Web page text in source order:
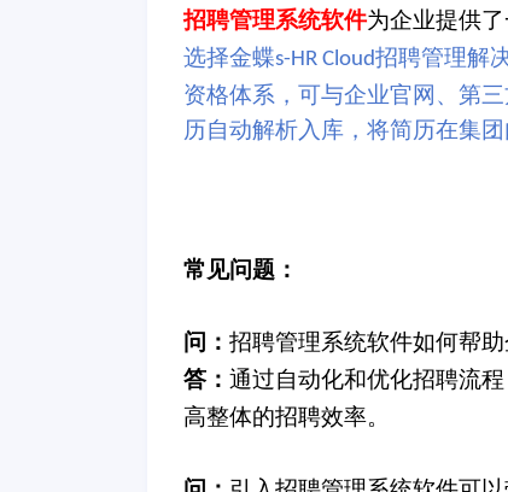
招聘管理系统软件为企业提供
选择金蝶s-HR Cloud招聘管理解
资格体系，可与企业官网、第
历自动解析入库，将简历在集
常见问题：
问： 招聘管理系统软件如何帮
答： 通过自动化和优化招聘流
高整体的招聘效率。